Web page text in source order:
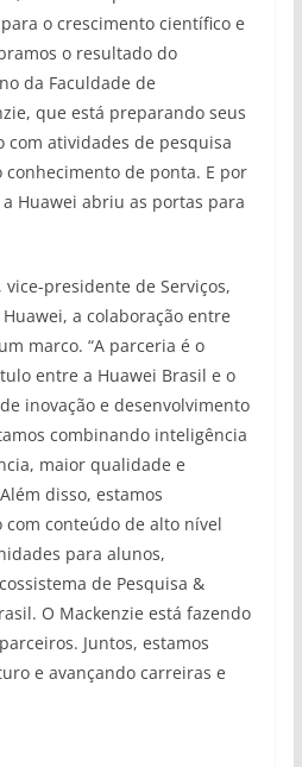
o crescimento científico e
o resultado do
da Faculdade de
que está preparando seus
com atividades de pesquisa
de ponta. E por
Huawei abriu as portas para
vice-presidente de Serviços,
a colaboração entre
marco. “A parceria é o
entre a Huawei Brasil e o
inovação e desenvolvimento
combinando inteligência
maior qualidade e
disso, estamos
com conteúdo de alto nível
para alunos,
de Pesquisa &
O Mackenzie está fazendo
Juntos, estamos
e avançando carreiras e